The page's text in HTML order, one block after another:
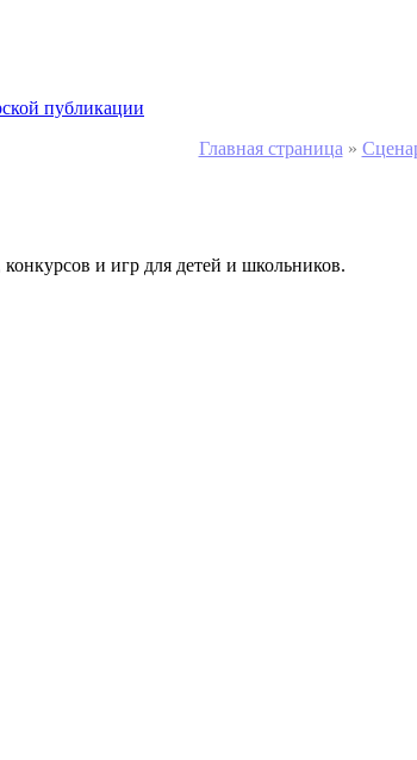
публикации
Главная страница »
и игр для детей и школьников.